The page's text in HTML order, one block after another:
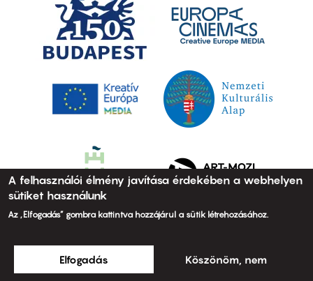
A felhasználói élmény javítása érdekében a webhelyen
sütiket használunk
Az „Elfogadás” gombra kattintva hozzájárul a sütik létrehozásához.
Elfogadás Köszönöm, nem